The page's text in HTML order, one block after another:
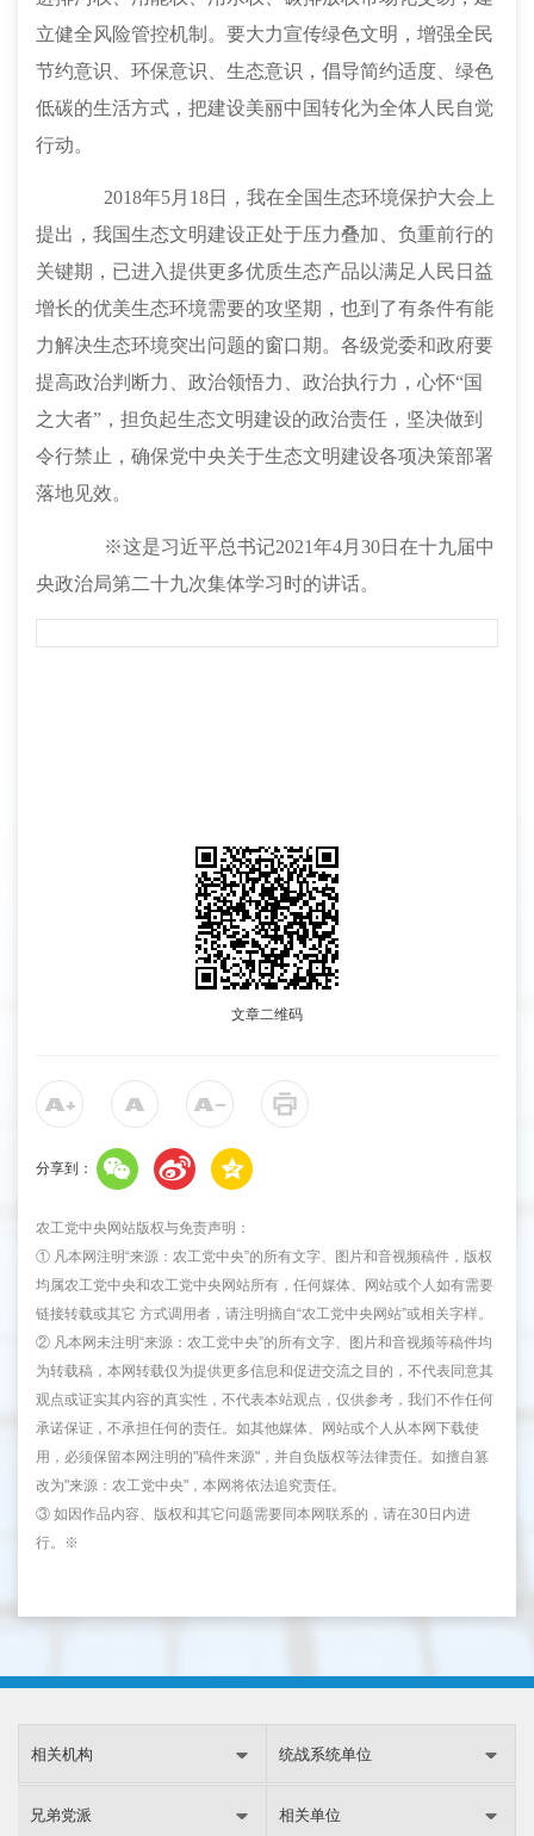
立健全风险管控机制。要大力宣传绿色文明，增强全民
节约意识、环保意识、生态意识，倡导简约适度、绿色
低碳的生活方式，把建设美丽中国转化为全体人民自觉
行动。
2018年5月18日，我在全国生态环境保护大会上
提出，我国生态文明建设正处于压力叠加、负重前行的
关键期，已进入提供更多优质生态产品以满足人民日益
增长的优美生态环境需要的攻坚期，也到了有条件有能
力解决生态环境突出问题的窗口期。各级党委和政府要
提高政治判断力、政治领悟力、政治执行力，心怀“国
之大者”，担负起生态文明建设的政治责任，坚决做到
令行禁止，确保党中央关于生态文明建设各项决策部署
落地见效。
※这是习近平总书记2021年4月30日在十九届中
央政治局第二十九次集体学习时的讲话。
文章二维码
分享到：
农工党中央网站版权与免责声明：
① 凡本网注明“来源：农工党中央”的所有文字、图片和音视频稿件，版权
均属农工党中央和农工党中央网站所有，任何媒体、网站或个人如有需要
链接转载或其它 方式调用者，请注明摘自“农工党中央网站”或相关字样。
② 凡本网未注明“来源：农工党中央”的所有文字、图片和音视频等稿件均
为转载稿，本网转载仅为提供更多信息和促进交流之目的，不代表同意其
观点或证实其内容的真实性，不代表本站观点，仅供参考，我们不作任何
承诺保证，不承担任何的责任。如其他媒体、网站或个人从本网下载使
用，必须保留本网注明的"稿件来源"，并自负版权等法律责任。如擅自篡
改为"来源：农工党中央"，本网将依法追究责任。
③ 如因作品内容、版权和其它问题需要同本网联系的，请在30日内进
行。※
相关机构 统战系统单位
兄弟党派 相关单位